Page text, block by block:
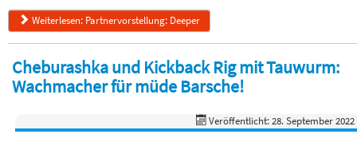
Weiterlesen: Partnervorstellung: Deeper
Cheburashka und Kickback Rig mit Tauwurm:
Wachmacher für müde Barsche!
Veröffentlicht: 28. September 2022